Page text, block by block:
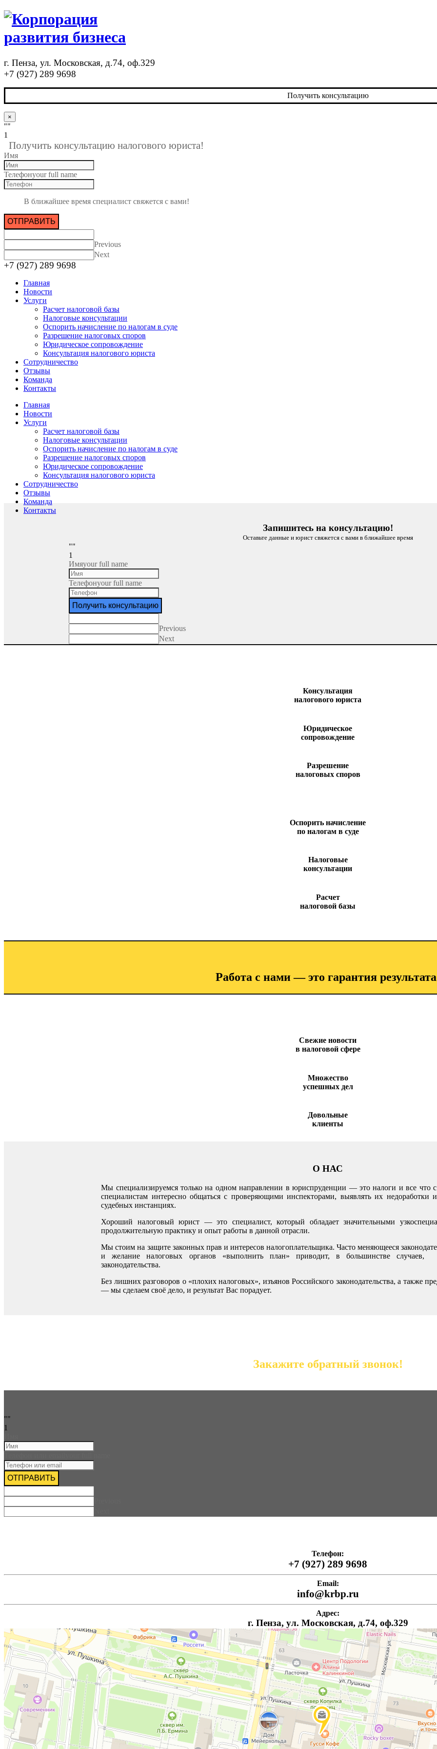
г. Пенза, ул. Московская, д.74, оф.329
+7 (927) 289 9698
Получить консультацию
×
""
1
Получить консультацию налогового юриста!
Имя
Телефонyour full name
В ближайшее время специалист свяжется с вами!
ОТПРАВИТЬ
Previous
Next
+7 (927) 289 9698
Главная
Новости
Услуги
Расчет налоговой базы
Налоговые консультации
Оспорить начисление по налогам в суде
Разрешение налоговых споров
Юридическое сопровождение
Консультация налогового юриста
Сотрудничество
Отзывы
Команда
Контакты
Главная
Новости
Услуги
Расчет налоговой базы
Налоговые консультации
Оспорить начисление по налогам в суде
Разрешение налоговых споров
Юридическое сопровождение
Консультация налогового юриста
Сотрудничество
Отзывы
Команда
Контакты
Запишитесь на консультацию!
Оставьте данные и юрист свяжется с вами в ближайшее время
""
1
Имяyour full name
Телефонyour full name
Получить консультацию
Previous
Next
Консультация
налогового юриста
Юридическое
сопровождение
Разрешение
налоговых споров
Оспорить начисление
по налогам в суде
Налоговые
консультации
Расчет
налоговой базы
Работа с нами — это гарантия
Свежие новости
в налоговой сфере
Множество
успешных дел
Довольные
клиенты
О НАС
Мы специализируемся только на одном направлении в юриспруденции — это налоги и все
специалистам интересно общаться с проверяющими инспекторами, выявлять их недоработки
судебных инстанциях.
Хороший налоговый юрист — это специалист, который обладает значительными
продолжительную практику и опыт работы в данной отрасли.
Мы стоим на защите законных прав и интересов налогоплательщика. Часто меняющееся
и желание налоговых органов «выполнить план» приводит, в большинстве случаев,
законодательства.
Без лишних разговоров о «плохих налоговых», изъянов Российского законодательства, а также
— мы сделаем своё дело, и результат Вас порадует.
Закажите обратный звонок!
""
1
ОТПРАВИТЬ
Телефон:
+7 (927) 289 9698
Email:
info@krbp.ru
Адрес:
г. Пенза, ул. Московская, д.74, оф.329